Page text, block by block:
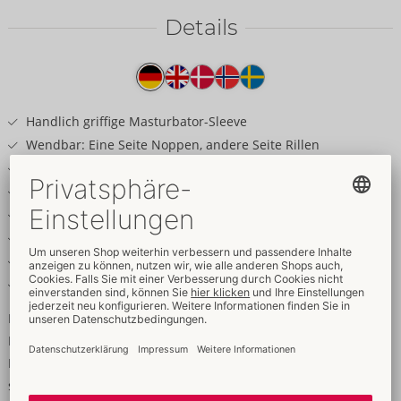
Details
Handlich griffige Masturbator-Sleeve
Wendbar: Eine Seite Noppen, andere Seite Rillen
Leicht, handlich und griffig
Robust und langlebig
Perfekt für den Handjob unterwegs
Leicht zu reinigen
Verpackungszylinder auch Trockenständer
Perfekter Handjob wie von Geisterhand!
Handliche Masturbator-Sleeve Ghost von Arcwave für sinnliche
Handjobs und verbesserte Höhepunkte. Komplett aus soft
seidigem CleanTech-Silikon gefertigt - Druck und Intensität